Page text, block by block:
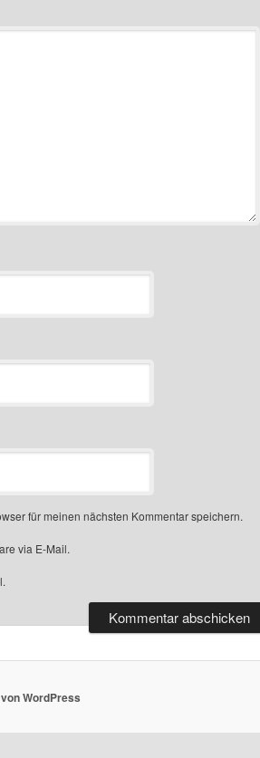
für meinen nächsten Kommentar speichern.
via E-Mail.
WordPress